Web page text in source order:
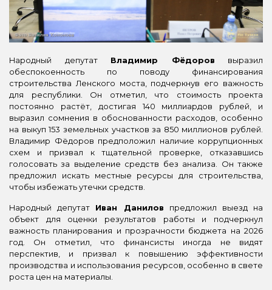
Народный депутат Владимир Фёдоров выразил
обеспокоенность по поводу финансирования
строительства Ленского моста, подчеркнув его важность
для республики. Он отметил, что стоимость проекта
постоянно растёт, достигая 140 миллиардов рублей, и
выразил сомнения в обоснованности расходов, особенно
на выкуп 153 земельных участков за 850 миллионов рублей.
Владимир Фёдоров предположил наличие коррупционных
схем и призвал к тщательной проверке, отказавшись
голосовать за выделение средств без анализа. Он также
предложил искать местные ресурсы для строительства,
чтобы избежать утечки средств.
Народный депутат Иван Данилов предложил выезд на
объект для оценки результатов работы и подчеркнул
важность планирования и прозрачности бюджета на 2026
год. Он отметил, что финансисты иногда не видят
перспектив, и призвал к повышению эффективности
производства и использования ресурсов, особенно в свете
роста цен на материалы.